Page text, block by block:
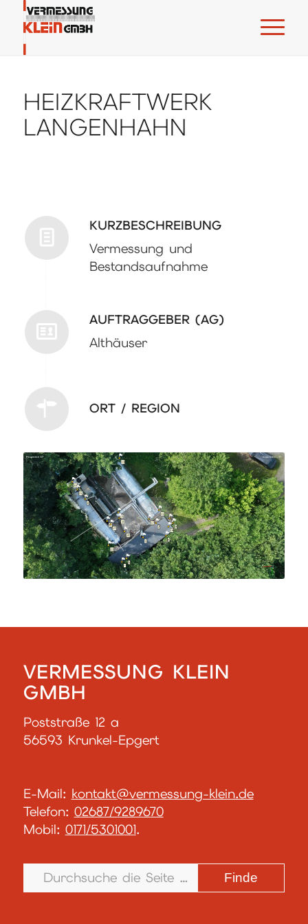
HEIZKRAFTWERK
LANGENHAHN
KURZBESCHREIBUNG
Vermessung und
Bestandsaufnahme
AUFTRAGGEBER (AG)
Althäuser
ORT / REGION
VERMESSUNG KLEIN
GMBH
Poststraße 12 a
56593 Krunkel-Epgert
E-Mail: kontakt@vermessung-klein.de
Telefon: 02687/9289670
Mobil: 0171/5301001.